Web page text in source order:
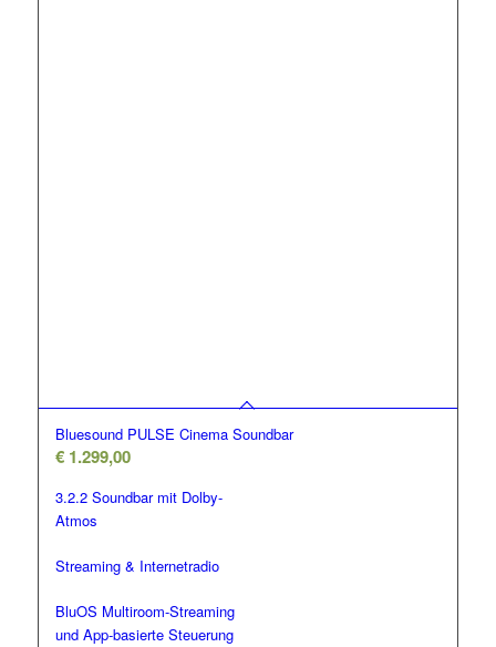
Bluesound PULSE Cinema Soundbar
€1.299,00
3.2.2 Soundbar mit Dolby-
Atmos
Streaming & Internetradio
BluOS Multiroom-Streaming
und App-basierte Steuerung